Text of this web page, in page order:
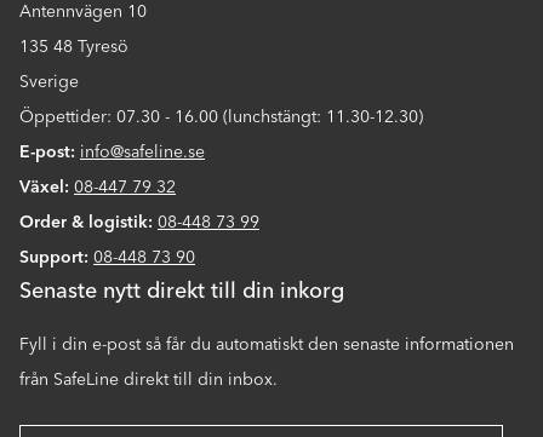
Antennvägen 10
135 48 Tyresö
Sverige
Öppettider: 07.30 - 16.00 (lunchstängt: 11.30-12.30)
E-post: info@safeline.se
Växel: 08-447 79 32
Order & logistik: 08-448 73 99
Support: 08-448 73 90
Senaste nytt direkt till din inkorg
Fyll i din e-post så får du automatiskt den senaste informationen
från SafeLine direkt till din inbox.